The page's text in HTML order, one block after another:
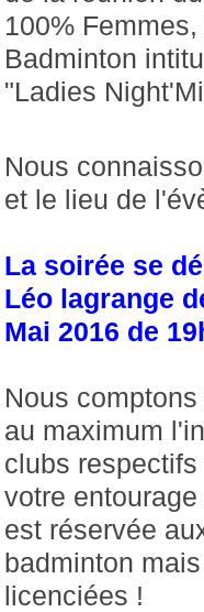
100%
Badminton
"Ladies
Nous
et le lieu de
La soirée se
Léo lagrange
Mai 2016 de
Nous
au maximum
clubs
votre
est réservée
badminton
licenciées !